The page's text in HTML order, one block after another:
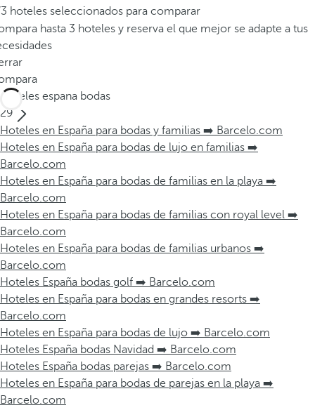
hoteles seleccionados para comparar
hasta 3 hoteles y reserva el que mejor se adapte a tus
Hoteles espana bodas
29
Hoteles en España para bodas y familias ➡️ Barcelo.com
Hoteles en España para bodas de lujo en familias ➡️
Barcelo.com
Hoteles en España para bodas de familias en la playa ➡️
Barcelo.com
Hoteles en España para bodas de familias con royal level ➡️
Barcelo.com
Hoteles en España para bodas de familias urbanos ➡️
Barcelo.com
Hoteles España bodas golf ➡️ Barcelo.com
Hoteles en España para bodas en grandes resorts ➡️
Barcelo.com
Hoteles en España para bodas de lujo ➡️ Barcelo.com
Hoteles España bodas Navidad ➡️ Barcelo.com
Hoteles España bodas parejas ➡️ Barcelo.com
Hoteles en España para bodas de parejas en la playa ➡️
Barcelo.com